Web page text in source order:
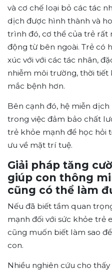
và cơ chế loại bỏ các tác
dịch được hình thành và
trình đó, cơ thể của trẻ rất
động từ bên ngoài. Trẻ có
xúc với với các tác nhân,
nhiễm môi trường, thời tiết
mắc bệnh hơn.
Bên cạnh đó, hệ miễn
trong việc đảm bảo chất
trẻ khỏe mạnh để học hỏi
ưu về mặt trí tuệ.
Giải pháp tăng
giúp con thông
cũng có thể làm
Nếu đã biết tầm quan
mạnh đối với sức khỏe trẻ
cũng muốn biết làm sao
con.
Nhiều nghiên cứu cho